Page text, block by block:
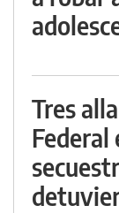
Tres
Federal